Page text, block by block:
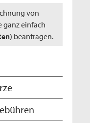
von
ganz einfach
beantragen.